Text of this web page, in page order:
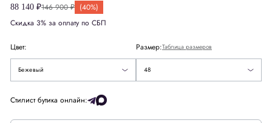
88 140 ₽146 900 ₽ (40%)
Скидка 3% за оплату по СБП
Цвет:
Бежевый
Размер:Таблица размеров
48
52
Стилист бутика онлайн:
США US
Европа
ДенимDNM 32-33